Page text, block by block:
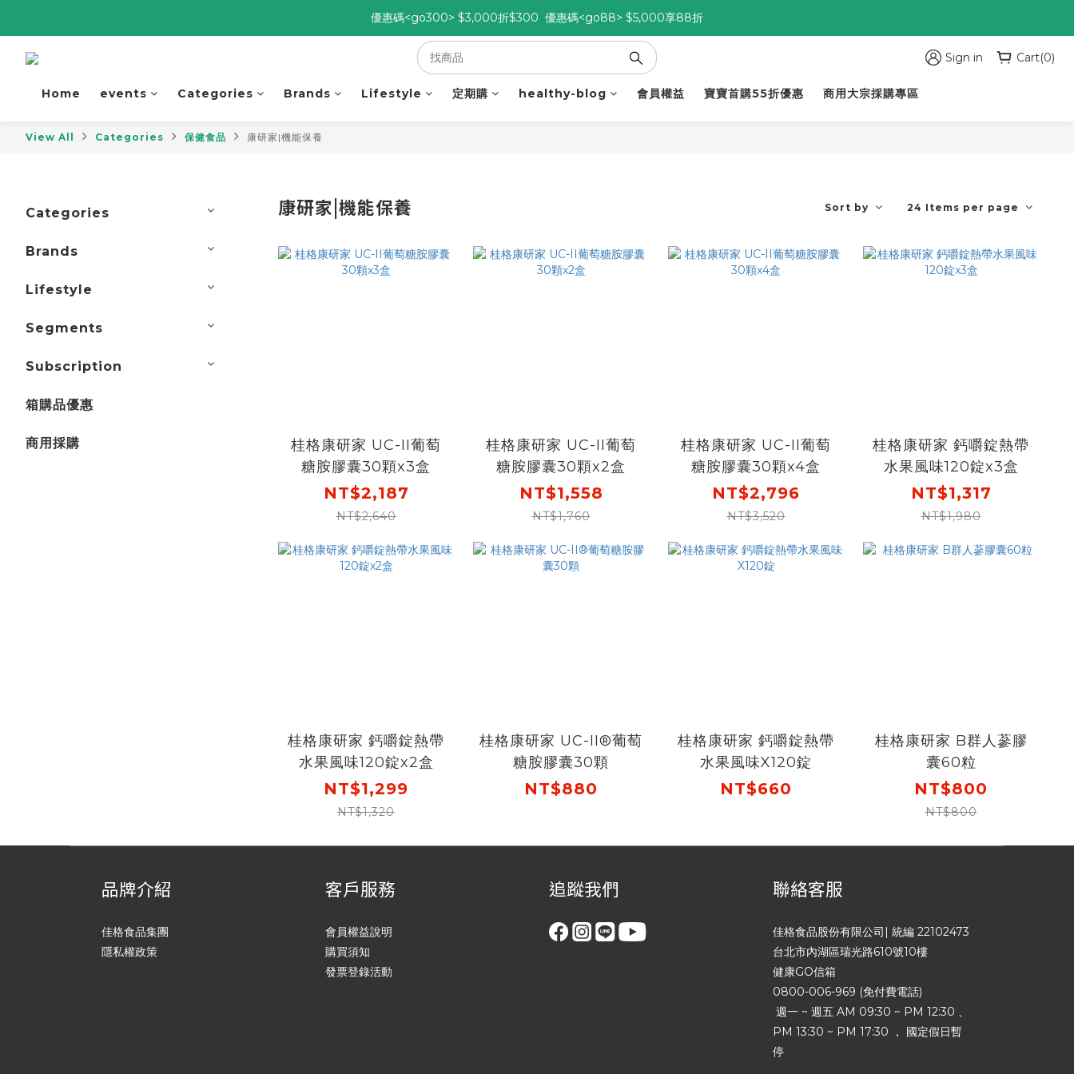
優惠碼<go300> $3,000折$300  優惠碼<go88> $5,000享88折
優惠碼<go300> $3,000折$300  優惠碼<go88> $5,000享88折
[自由配每期都85折!] 免綁約! 選擇多、任搭任選，立即了解活動>>
優惠碼<go300> $3,000折$300  優惠碼<go88> $5,000享88折
Sign in Cart(0)
Home events Categories Brands Lifestyle 定期購 healthy-blog 會員權益 寶寶首購55折優惠 商用大宗採購專區
View All Categories 保健食品 康研家|機能保養
Categories
Brands
Lifestyle
Segments
Subscription
箱購品優惠
商用採購
康研家|機能保養 Sort by 24 Items per page
桂格康研家 UC-II葡萄
糖胺膠囊30顆x3盒
NT$2,187
NT$2,640
桂格康研家 UC-II葡萄
糖胺膠囊30顆x2盒
NT$1,558
NT$1,760
桂格康研家 UC-II葡萄
糖胺膠囊30顆x4盒
NT$2,796
NT$3,520
桂格康研家 鈣嚼錠熱帶
水果風味120錠x3盒
NT$1,317
NT$1,980
桂格康研家 鈣嚼錠熱帶
水果風味120錠x2盒
NT$1,299
NT$1,320
桂格康研家 UC-II®葡萄
糖胺膠囊30顆
NT$880
桂格康研家 鈣嚼錠熱帶
水果風味X120錠
NT$660
桂格康研家 B群人蔘膠
囊60粒
NT$800
NT$800
品牌介紹
佳格食品集團
隱私權政策
客戶服務
會員權益說明
購買須知
發票登錄活動
追蹤我們 聯絡客服
佳格食品股份有限公司| 統編 22102473
台北市內湖區瑞光路610號10樓
健康GO信箱
0800-006-969 (免付費電話)
週一 ~ 週五 AM 09:30 ~ PM 12:30 、
PM 13:30 ~ PM 17:30 ， 國定假日暫
停